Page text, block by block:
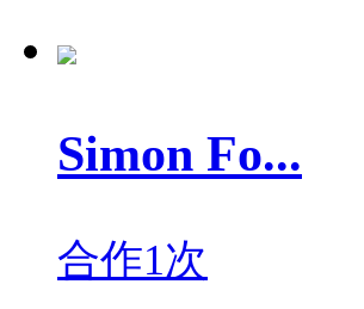
Simon Fo...
合作1次